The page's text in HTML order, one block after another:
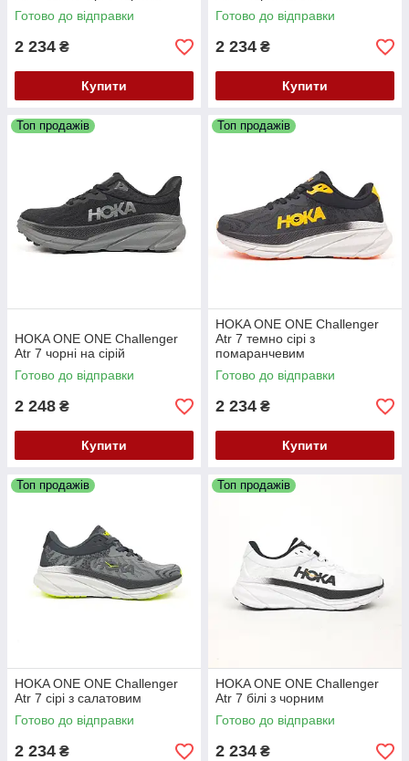
Готово до відправки
2 234 ₴
Купити
Готово до відправки
2 234 ₴
Купити
Топ продажів
HOKA ONE ONE Challenger
Atr 7 чорні на сірій
Готово до відправки
2 248 ₴
Купити
Топ продажів
HOKA ONE ONE Challenger
Atr 7 темно сірі з
помаранчевим
Готово до відправки
2 234 ₴
Купити
Топ продажів
HOKA ONE ONE Challenger
Atr 7 сірі з салатовим
Готово до відправки
2 234 ₴
Топ продажів
HOKA ONE ONE Challenger
Atr 7 білі з чорним
Готово до відправки
2 234 ₴